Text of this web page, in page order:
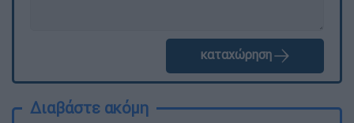
καταχώρηση
Διαβάστε ακόμη